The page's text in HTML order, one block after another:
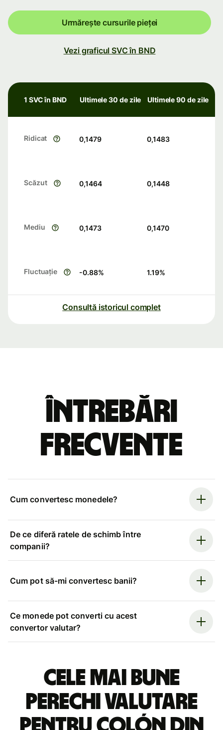
Urmărește cursurile pieței
Vezi graficul SVC în BND
1 SVC în BND Ultimele 30 de zile Ultimele 90 de zile
Ridicat 0,1479 0,1483
Scăzut 0,1464 0,1448
Mediu 0,1473 0,1470
Fluctuație -0.88% 1.19%
Consultă istoricul complet
Întrebări
frecvente
Cum convertesc monedele?
De ce diferă ratele de schimb între
companii?
Cum pot să-mi convertesc banii?
Ce monede pot converti cu acest
convertor valutar?
Cele mai bune
perechi valutare